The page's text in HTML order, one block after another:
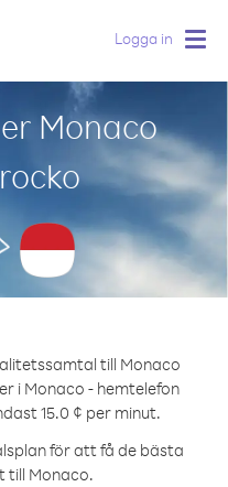
Logga in
Monaco
till Monaco
i Monaco - hemtelefon
15.0 ¢ per minut.
för att få de bästa
till Monaco.